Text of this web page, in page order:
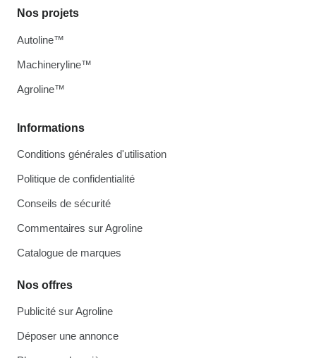
Informations
Conditions générales d'utilisation
Politique de confidentialité
Conseils de sécurité
Commentaires sur Agroline
Catalogue de marques
Nos offres
Publicité sur Agroline
Déposer une annonce
Nos projets
Autoline™
Machineryline™
Agroline™